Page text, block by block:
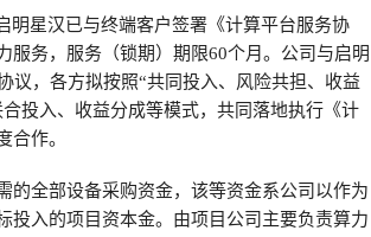
明星汉已与终端客户签署《计算平台服务协
服务，服务（锁期）期限60个月。公司与启明
议，各方拟按照“共同投入、风险共担、收益
投入、收益分成等模式，共同落地执行《计
合作。
的全部设备采购资金，该等资金系公司以作为
投入的项目资本金。由项目公司主要负责算力